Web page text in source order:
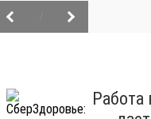
Работа